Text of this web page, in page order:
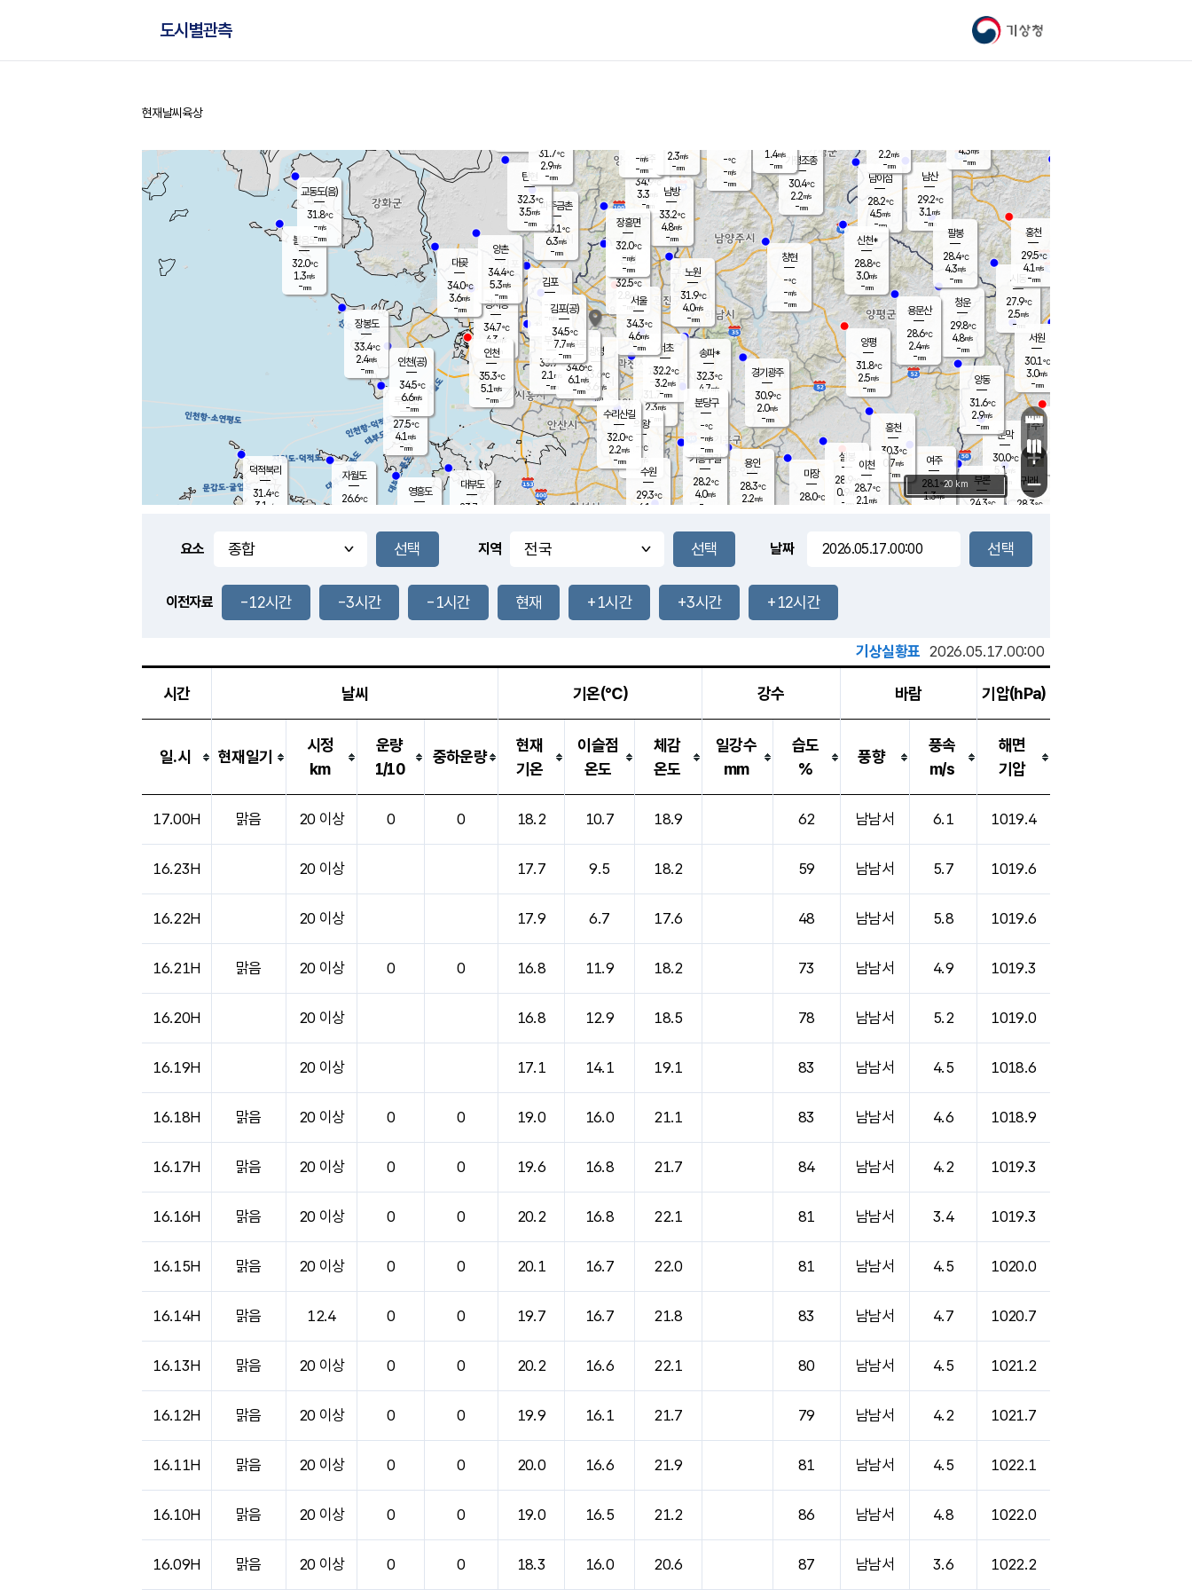
기상청
도시별관측
홈
현재날씨 육상
풍도
7.2m/s
문막
30.0℃
5.1m/s
mm
남이섬
28.2℃
4.5m/s
-mm
무의도
27.5℃
4.1 m/s
-mm
영흥도
볼음도
32.0℃
1.3m/s
-mm
자월도
26.6℃
양주
34.9℃
3.3
-mm
부론
24.3℃
과천
31.7℃
2.3m/s
- mm
남산
29.2℃
3.1 m/s
-mm
장봉도
33.4℃
2.4m/s
-mm
9.0mm
청운
29.8℃
4.8m/s
-mm
팔봉
28.4℃
4.3m/s
-mm
-mm
용인
28.3℃
2.2m/s
여주
28.1℃
1.3m/s
양동
31.6℃
2.9m/s
-mm
경기광주
30.9℃
2.0m/s
-mm
장호원
2.2m/s
-mm
23.5
℃
대부도
23.7
-
경서동
34.7℃
4.3 m/s
-mm
파주금촌
33.1℃
6.3m/s
-mm
가평조종
30.4℃
2.2m/s
-mm
-℃
-m/s
-mm
대곶
34.0℃
3.6m/s
-mm
신천*
28.8℃
3.0m/s
-mm
창현
-℃
-m/s
-mm
탄현
32.3℃
3.5m/s
-mm
1.4m/s
-mm
26.2℃
1.2m/s
-mm
흥천
30.3℃
0.7m/s
-mm
마장
28.0℃
의왕
- ℃
m/s
mm
김포
- ℃
-m/s
mm
설봉
28.9
0.9 m/s
- mm
광명
33.6 ℃
3.6 m/s
-mm
부천
33.9℃
2.1 m/s
-mm
-mm
양촌
34.4℃
5.3m/s
-mm
구로
34.6℃
6.1 m/s
-mm
은평
32.5℃
2.8 m/s
- mm
노원
31.9℃
4.0m/s
-mm
송파*
32.3℃
4.7m/s
-mm
서초
32.2℃
3.2m/s
-mm
남방
33.2℃
4.8m/s
-mm
기흥구갈
28.2℃
4.0m/s
-
수리산길
32.0℃
2.2m/s
-mm
분당구
-℃
-m/s
-mm
장흥면
32.0℃
-m/s
-mm
-m/s
-mm
시동
27.9℃
2.5m/s
- mm
귀래
28.3℃
서원
30.1℃
3.0m/s
-mm
용문산
28.6℃
2.4m/s
-mm
덕적북리
31.4℃
3.1 m/s
인천(공)
34.5℃
6.6m/s
-mm
김포(공)
34.5℃
7.7m/s
-mm
교동도(음)
31.8℃
-m/s
-mm
홍천
29.5℃
4.1 m/s
-mm
이천
28.7℃
2.1 m/s
양평
31.8℃
2.5m/s
-mm
수원
29.3℃
6.1 m/s
인천
35.3℃
5.1 m/s
-mm
서울
34.3℃
4.6m/s
-mm
4.3m/s
-mm
31.7℃
2.9m/s
-mm
2.3m/s
-mm
+
−
20 km
요소 지역 날짜
이전자료 -12시간 -3시간 -1시간 현재 +1시간 +3시간 +12시간
기상실황표 2026.05.17.00:00
시간 날씨 기온(℃) 강수 바람 기압(hPa)
일.시 현재일기
시정
km
운량
1/10
중하운량
현재
기온
이슬점
온도
체감
온도
일강수
mm
습도
%
풍향
풍속
m/s
해면
기압
17.00H 맑음 20 이상 0 0 18.2 10.7 18.9 62 남남서 6.1 1019.4
16.23H 20 이상 17.7 9.5 18.2 59 남남서 5.7 1019.6
16.22H 20 이상 17.9 6.7 17.6 48 남남서 5.8 1019.6
16.21H 맑음 20 이상 0 0 16.8 11.9 18.2 73 남남서 4.9 1019.3
16.20H 20 이상 16.8 12.9 18.5 78 남남서 5.2 1019.0
16.19H 20 이상 17.1 14.1 19.1 83 남남서 4.5 1018.6
16.18H 맑음 20 이상 0 0 19.0 16.0 21.1 83 남남서 4.6 1018.9
16.17H 맑음 20 이상 0 0 19.6 16.8 21.7 84 남남서 4.2 1019.3
16.16H 맑음 20 이상 0 0 20.2 16.8 22.1 81 남남서 3.4 1019.3
16.15H 맑음 20 이상 0 0 20.1 16.7 22.0 81 남남서 4.5 1020.0
16.14H 맑음 12.4 0 0 19.7 16.7 21.8 83 남남서 4.7 1020.7
16.13H 맑음 20 이상 0 0 20.2 16.6 22.1 80 남남서 4.5 1021.2
16.12H 맑음 20 이상 0 0 19.9 16.1 21.7 79 남남서 4.2 1021.7
16.11H 맑음 20 이상 0 0 20.0 16.6 21.9 81 남남서 4.5 1022.1
16.10H 맑음 20 이상 0 0 19.0 16.5 21.2 86 남남서 4.8 1022.0
16.09H 맑음 20 이상 0 0 18.3 16.0 20.6 87 남남서 3.6 1022.2